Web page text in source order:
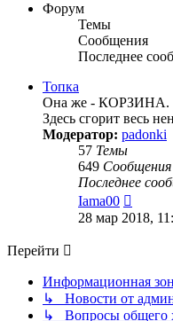
Форум
Темы
Сообщения
Последнее
Топка
Она же - КОРЗИНА.
Здесь сгорит весь
Модератор: padonki
57 Темы
649 Сообщения
Последнее
Iama00
к
28 мар 2018,
Перейти
Информационная
↳ Новости от
↳ Вопросы общего